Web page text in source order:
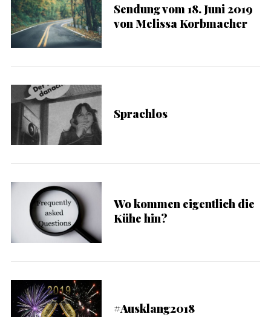
Sendung vom 18. Juni 2019
von Melissa Korbmacher
Sprachlos
Wo kommen eigentlich die
Kühe hin?
#Ausklang2018